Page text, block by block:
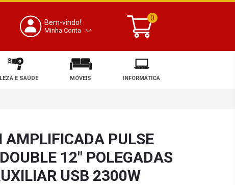
Bem-vindo!
Minha Conta
0
E SAÚDE MÓVEIS INFORMÁTICA
AMPLIFICADA PULSE
12" POLEGADAS
USB 2300W